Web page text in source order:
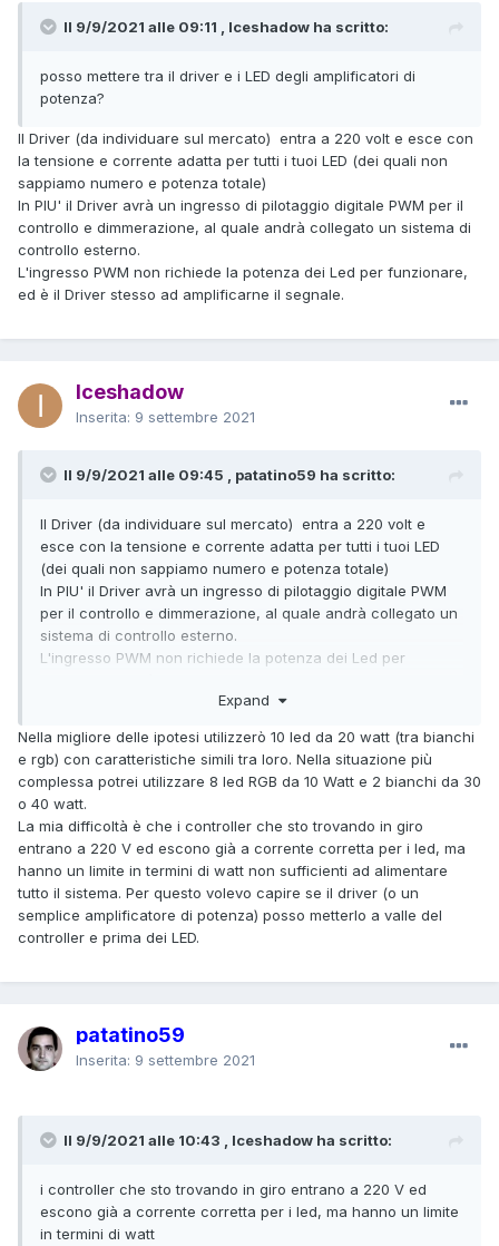
Il 9/9/2021 alle 09:11 , Iceshadow ha scritto:
posso mettere tra il driver e i LED degli amplificatori di
potenza?
Il Driver (da individuare sul mercato) entra a 220 volt e esce con
la tensione e corrente adatta per tutti i tuoi LED (dei quali non
sappiamo numero e potenza totale)
In PIU' il Driver avrà un ingresso di pilotaggio digitale PWM per il
controllo e dimmerazione, al quale andrà collegato un sistema di
controllo esterno.
L'ingresso PWM non richiede la potenza dei Led per funzionare,
ed è il Driver stesso ad amplificarne il segnale.
Iceshadow
Inserita: 9 settembre 2021
Il 9/9/2021 alle 09:45 , patatino59 ha scritto:
Il Driver (da individuare sul mercato) entra a 220 volt e
esce con la tensione e corrente adatta per tutti i tuoi LED
(dei quali non sappiamo numero e potenza totale)
In PIU' il Driver avrà un ingresso di pilotaggio digitale PWM
per il controllo e dimmerazione, al quale andrà collegato un
sistema di controllo esterno.
L'ingresso PWM non richiede la potenza dei Led per
Expand
Nella migliore delle ipotesi utilizzerò 10 led da 20 watt (tra bianchi
e rgb) con caratteristiche simili tra loro. Nella situazione più
complessa potrei utilizzare 8 led RGB da 10 Watt e 2 bianchi da 30
o 40 watt.
La mia difficoltà è che i controller che sto trovando in giro
entrano a 220 V ed escono già a corrente corretta per i led, ma
hanno un limite in termini di watt non sufficienti ad alimentare
tutto il sistema. Per questo volevo capire se il driver (o un
semplice amplificatore di potenza) posso metterlo a valle del
controller e prima dei LED.
patatino59
Inserita: 9 settembre 2021
Il 9/9/2021 alle 10:43 , Iceshadow ha scritto:
i controller che sto trovando in giro entrano a 220 V ed
escono già a corrente corretta per i led, ma hanno un limite
in termini di watt